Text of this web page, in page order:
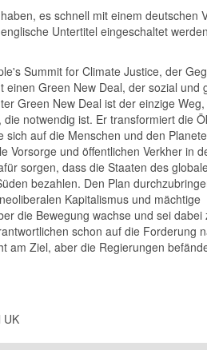
es schnell mit einem deutschen
Untertitel eingeschaltet
Summit for Climate Justice, der
Green New Deal, der sozial und
Green New Deal ist der einzige
notwendig ist. Er transformiert die
auf die Menschen und den
Vorsorge und öffentlichen Verkher in
sorgen, dass die Staaten des
bezahlen. Den Plan
Kapitalismus und mächtige
die Bewegung wachse und sei dabei
schon auf die Forderung
am Ziel, aber die Regierungen
UK